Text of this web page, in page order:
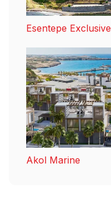
Esentepe Exclusive
Akol Marine